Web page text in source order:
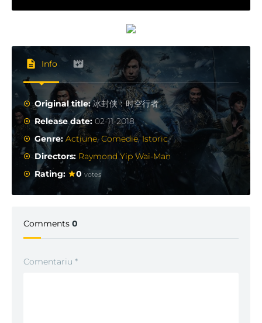
Info
Original title:冰封侠：时空行者
Release date:02-11-2018
Genre:Actiune,Comedie,Istoric
Directors: Raymond Yip Wai-Man
Rating:
0 votes
Comments 0
Comentariu *